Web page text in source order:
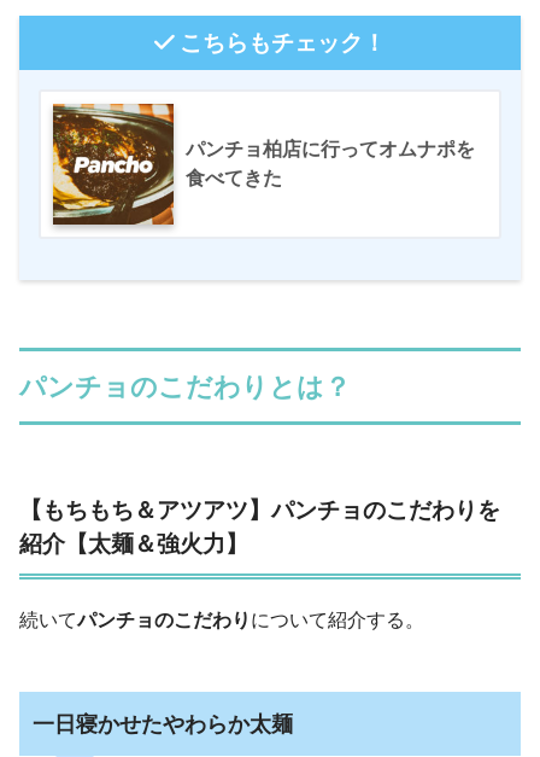
こちらもチェック！
パンチョ柏店に行ってオムナポを
食べてきた
パンチョのこだわりとは？
【もちもち＆アツアツ】パンチョのこだわりを
紹介【太麺＆強火力】
続いてパンチョのこだわり について紹介する。
一日寝かせたやわらか太麺